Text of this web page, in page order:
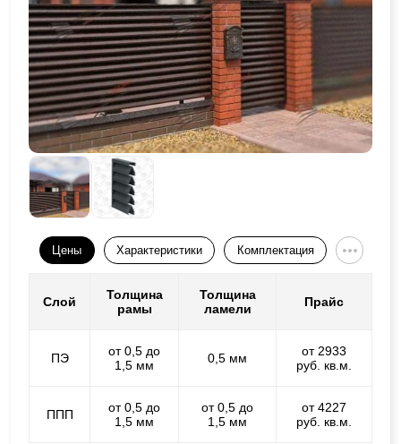
Цены Характеристики Комплектация
Слой
Толщина
рамы
Толщина
ламели
Прайс
ПЭ
от 0,5 до
1,5 мм
0,5 мм
от 2933
руб. кв.м.
ППП
от 0,5 до
1,5 мм
от 0,5 до
1,5 мм
от 4227
руб. кв.м.